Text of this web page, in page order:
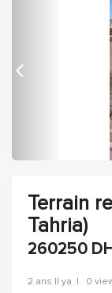
Terrain
Tahria)
260250
2 ans Il ya | 0